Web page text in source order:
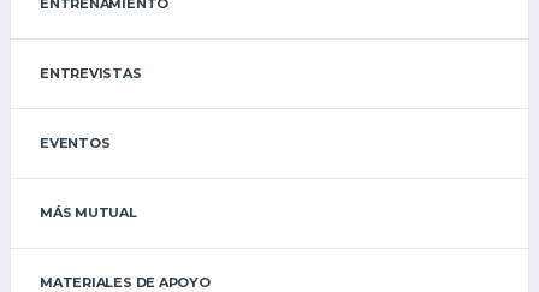
ENTREVISTAS
EVENTOS
MÁS MUTUAL
MATERIALES DE APOYO